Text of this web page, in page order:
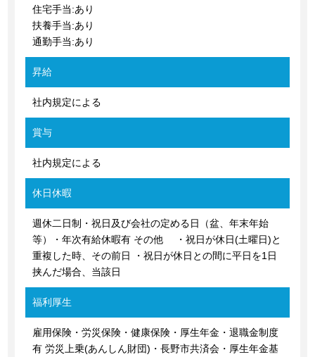
住宅手当:あり
扶養手当:あり
通勤手当:あり
昇給
社内規定による
賞与
社内規定による
休日休暇
週休二日制・祝日及び会社の定める日（盆、年末年始
等）・年次有給休暇有 その他 ・祝日が休日(土曜日)と
重複した時、その前日 ・祝日が休日との間に平日を1日
挟んだ場合、当該日
福利厚生
雇用保険・労災保険・健康保険・厚生年金・退職金制度
有 労災上乗(あんしん財団)・長野市共済会・厚生年金基